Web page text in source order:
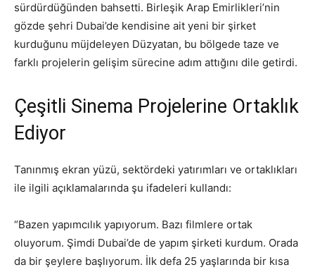
sürdürdüğünden bahsetti. Birleşik Arap Emirlikleri’nin
gözde şehri Dubai’de kendisine ait yeni bir şirket
kurduğunu müjdeleyen Düzyatan, bu bölgede taze ve
farklı projelerin gelişim sürecine adım attığını dile getirdi.
Çeşitli Sinema Projelerine Ortaklık
Ediyor
Tanınmış ekran yüzü, sektördeki yatırımları ve ortaklıkları
ile ilgili açıklamalarında şu ifadeleri kullandı:
“Bazen yapımcılık yapıyorum. Bazı filmlere ortak
oluyorum. Şimdi Dubai’de de yapım şirketi kurdum. Orada
da bir şeylere başlıyorum. İlk defa 25 yaşlarında bir kısa